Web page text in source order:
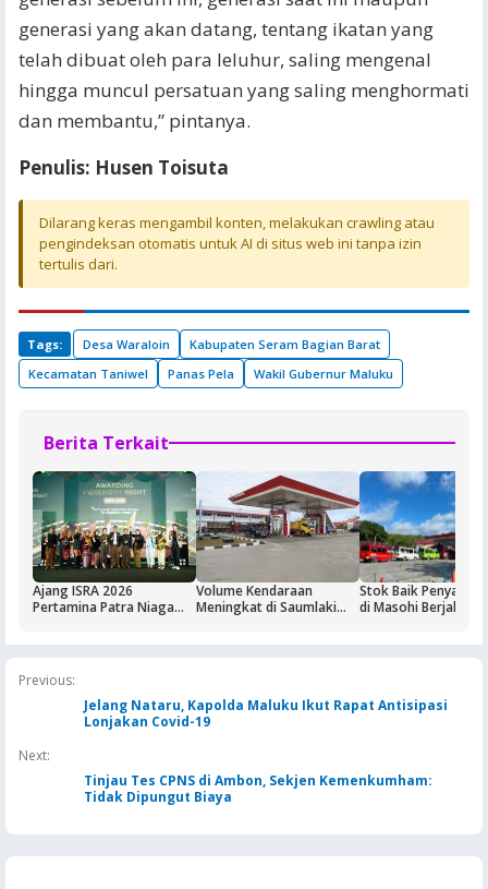
generasi yang akan datang, tentang ikatan yang
telah dibuat oleh para leluhur, saling mengenal
hingga muncul persatuan yang saling menghormati
dan membantu,” pintanya.
Penulis: Husen Toisuta
Dilarang keras mengambil konten, melakukan crawling atau
pengindeksan otomatis untuk AI di situs web ini tanpa izin
tertulis dari.
Tags: Desa Waraloin
Kabupaten Seram Bagian Barat
Kecamatan Taniwel
Panas Pela Wakil Gubernur Maluku
Berita Terkait
Ajang ISRA 2026
Pertamina Patra Niaga
Volume Kendaraan
Meningkat di Saumlaki
Stok Baik
di Masohi Berjalan
Previous:
Jelang Nataru, Kapolda Maluku Ikut Rapat Antisipasi
Lonjakan Covid-19
Next:
Tinjau Tes CPNS di Ambon, Sekjen Kemenkumham:
Tidak Dipungut Biaya